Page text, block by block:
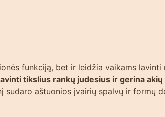
funkciją, bet ir leidžia vaikams
tikslius rankų judesius ir gerina
aštuonios įvairių spalvų ir formų